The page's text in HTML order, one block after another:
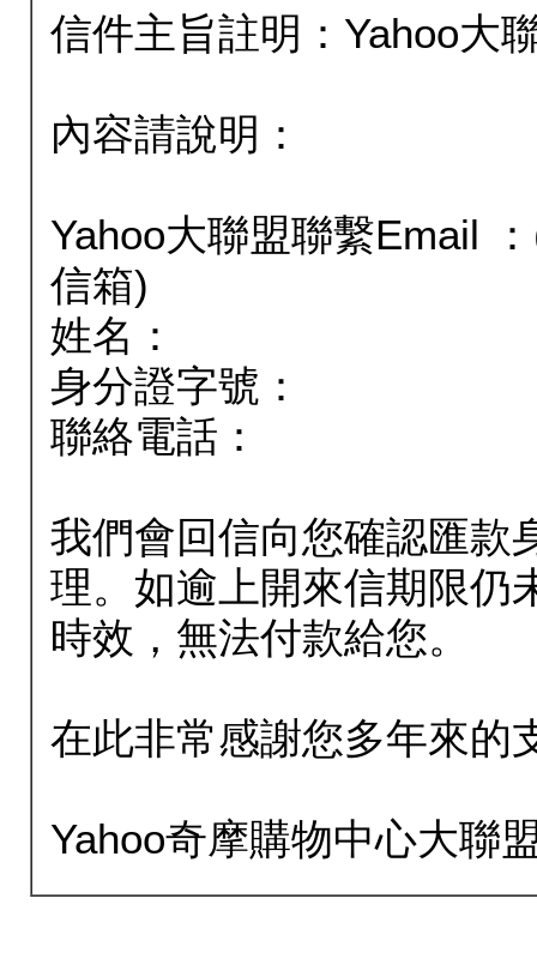
信件主旨註明：Yahoo大
內容請說明：
Yahoo大聯盟聯繫Email
信箱)
姓名：
身分證字號：
聯絡電話：
我們會回信向您確認匯款
理。如逾上開來信期限仍
時效，無法付款給您。
在此非常感謝您多年來的
Yahoo奇摩購物中心大